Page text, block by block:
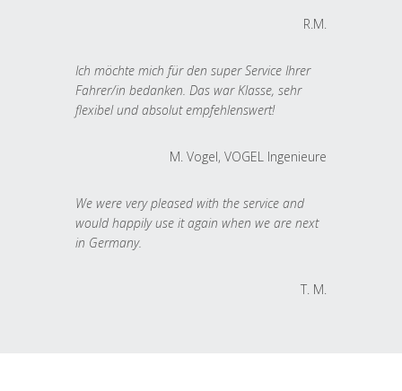
R.M.
Ich möchte mich für den super Service Ihrer
Fahrer/in bedanken. Das war Klasse, sehr
flexibel und absolut empfehlenswert!
M. Vogel, VOGEL Ingenieure
We were very pleased with the service and
would happily use it again when we are next
in Germany.
T. M.